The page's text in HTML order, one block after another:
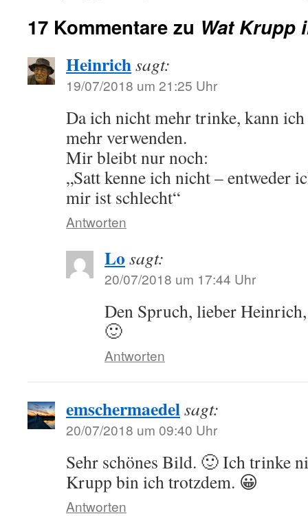
17 Kommentare zu Wat Krupp
Heinrichsagt:
19/07/2018 um 21:25 Uhr
Da ich nicht mehr trinke, kann
mehr verwenden.
Mir bleibt nur noch:
„Satt kenne ich nicht – entweder
mir ist schlecht“
Antworten
Lo sagt:
20/07/2018 um 17:44 Uhr
Den Spruch, lieber
🙂
Antworten
emschermaedelsagt:
20/07/2018 um 09:40 Uhr
Sehr schönes Bild. 🙂 Ich trinke
Krupp bin ich trotzdem. 😀
Antworten